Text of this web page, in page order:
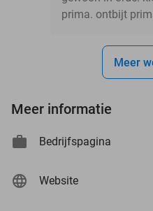
prima. ontbijt
Meer
Meer informatie
Bedrijfspagina
Website